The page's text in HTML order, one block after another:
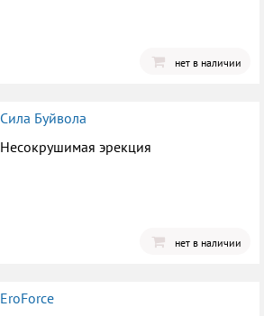
нет в наличии
Сила Буйвола
Несокрушимая эрекция
нет в наличии
EroForce